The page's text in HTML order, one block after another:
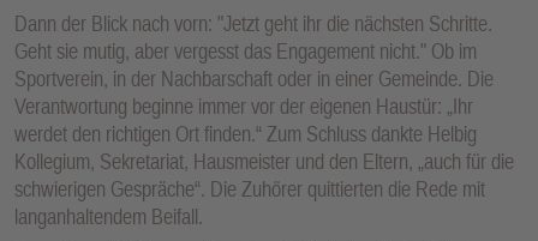
Dann der Blick nach vorn: "Jetzt geht ihr die nächsten Schritte.
Geht sie mutig, aber vergesst das Engagement nicht." Ob im
Sportverein, in der Nachbarschaft oder in einer Gemeinde. Die
Verantwortung beginne immer vor der eigenen Haustür: „Ihr
werdet den richtigen Ort finden.“ Zum Schluss dankte Helbig
Kollegium, Sekretariat, Hausmeister und den Eltern, „auch für die
schwierigen Gespräche“. Die Zuhörer quittierten die Rede mit
langanhaltendem Beifall.